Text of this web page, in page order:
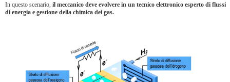
In questo scenario, il meccanico deve evolvere in un tecnico elettronico esperto di flussi
di energia e gestione della chimica dei gas.